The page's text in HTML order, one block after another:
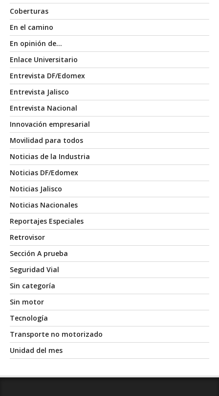
Coberturas
En el camino
En opinión de…
Enlace Universitario
Entrevista DF/Edomex
Entrevista Jalisco
Entrevista Nacional
Innovación empresarial
Movilidad para todos
Noticias de la Industria
Noticias DF/Edomex
Noticias Jalisco
Noticias Nacionales
Reportajes Especiales
Retrovisor
Sección A prueba
Seguridad Vial
Sin categoría
Sin motor
Tecnología
Transporte no motorizado
Unidad del mes